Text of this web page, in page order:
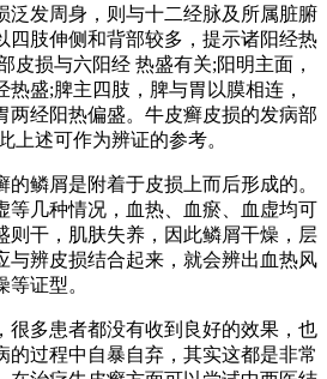
周身，则与十二经脉及所属脏腑
四肢伸侧和背部较多，提示诸阳经热
皮损与六阳经 热盛有关;阳明主面，
盛;脾主四肢，脾与胃以膜相连，
两经阳热偏盛。牛皮癣皮损的发病部
上述可作为辨证的参考。
屑是附着于皮损上而后形成的。
等几种情况，血热、血瘀、血虚均可
则干，肌肤失养，因此鳞屑干燥，层
与辨皮损结合起来，就会辨出血热风
证型。
多患者都没有收到良好的效果，也
的过程中自暴自弃，其实这都是非常